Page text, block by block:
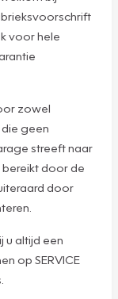
voor hele
zowel
die geen
streeft naar
door de
door
u altijd een
op SERVICE